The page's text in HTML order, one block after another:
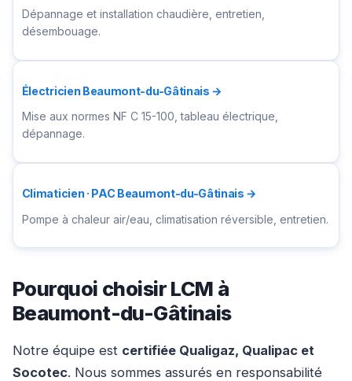
Dépannage et installation chaudière, entretien,
désembouage.
Électricien Beaumont-du-Gâtinais →
Mise aux normes NF C 15-100, tableau électrique,
dépannage.
Climaticien · PAC Beaumont-du-Gâtinais →
Pompe à chaleur air/eau, climatisation réversible, entretien.
Pourquoi choisir LCM à
Beaumont-du-Gâtinais
Notre équipe est certifiée Qualigaz, Qualipac et
Socotec. Nous sommes assurés en responsabilité